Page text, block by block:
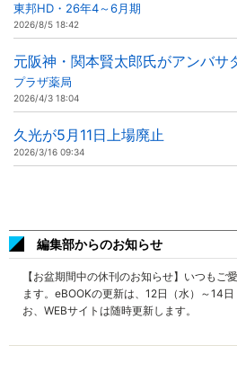
東邦HD・26年4～6月期
2026/8/5 18:42
元阪神・関本賢太郎氏がアンバサ
プラザ薬局
2026/4/3 18:04
久光が5月11日上場廃止
2026/3/16 09:34
編集部からのお知らせ
【お盆期間中の休刊のお知らせ】いつもご
ます。eBOOKの更新は、12日（水）～14
お、WEBサイトは随時更新します。